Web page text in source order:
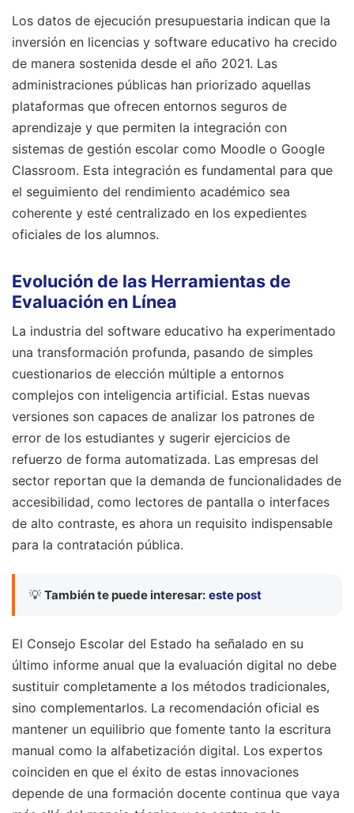
Los datos de ejecución presupuestaria indican que la
inversión en licencias y software educativo ha crecido
de manera sostenida desde el año 2021. Las
administraciones públicas han priorizado aquellas
plataformas que ofrecen entornos seguros de
aprendizaje y que permiten la integración con
sistemas de gestión escolar como Moodle o Google
Classroom. Esta integración es fundamental para que
el seguimiento del rendimiento académico sea
coherente y esté centralizado en los expedientes
oficiales de los alumnos.
Evolución de las Herramientas de
Evaluación en Línea
La industria del software educativo ha experimentado
una transformación profunda, pasando de simples
cuestionarios de elección múltiple a entornos
complejos con inteligencia artificial. Estas nuevas
versiones son capaces de analizar los patrones de
error de los estudiantes y sugerir ejercicios de
refuerzo de forma automatizada. Las empresas del
sector reportan que la demanda de funcionalidades de
accesibilidad, como lectores de pantalla o interfaces
de alto contraste, es ahora un requisito indispensable
para la contratación pública.
💡 También te puede interesar: este post
El Consejo Escolar del Estado ha señalado en su
último informe anual que la evaluación digital no debe
sustituir completamente a los métodos tradicionales,
sino complementarlos. La recomendación oficial es
mantener un equilibrio que fomente tanto la escritura
manual como la alfabetización digital. Los expertos
coinciden en que el éxito de estas innovaciones
depende de una formación docente continua que vaya